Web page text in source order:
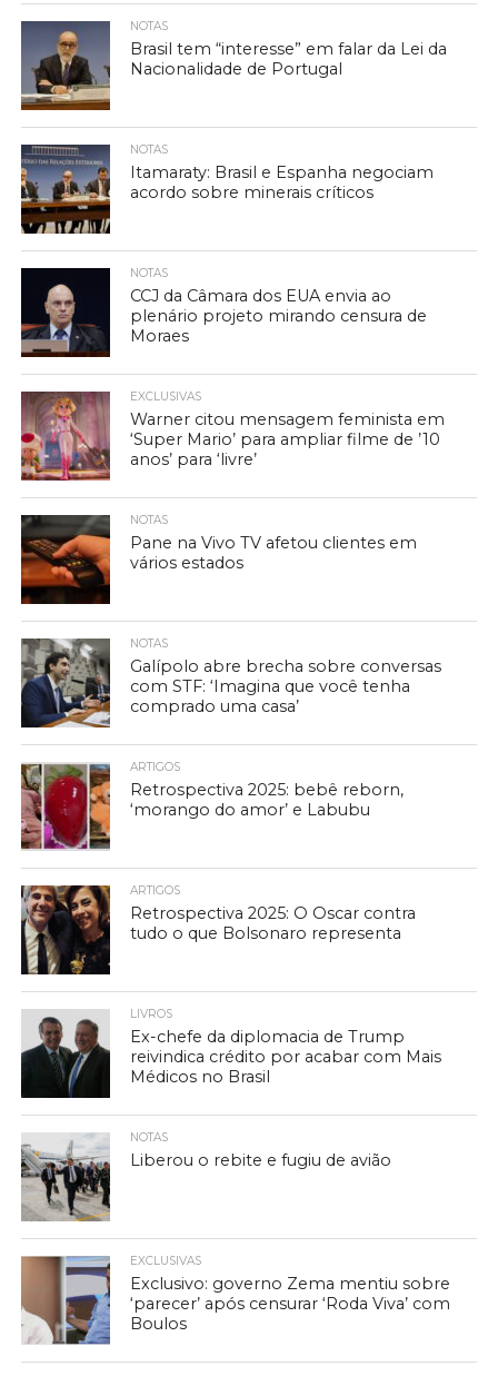
NOTAS
Brasil tem “interesse” em falar da Lei da
Nacionalidade de Portugal
NOTAS
Itamaraty: Brasil e Espanha negociam
acordo sobre minerais críticos
NOTAS
CCJ da Câmara dos EUA envia ao
plenário projeto mirando censura de
Moraes
EXCLUSIVAS
Warner citou mensagem feminista em
‘Super Mario’ para ampliar filme de ’10
anos’ para ‘livre’
NOTAS
Pane na Vivo TV afetou clientes em
vários estados
NOTAS
Galípolo abre brecha sobre conversas
com STF: ‘Imagina que você tenha
comprado uma casa’
ARTIGOS
Retrospectiva 2025: bebê reborn,
‘morango do amor’ e Labubu
ARTIGOS
Retrospectiva 2025: O Oscar contra
tudo o que Bolsonaro representa
LIVROS
Ex-chefe da diplomacia de Trump
reivindica crédito por acabar com Mais
Médicos no Brasil
NOTAS
Liberou o rebite e fugiu de avião
EXCLUSIVAS
Exclusivo: governo Zema mentiu sobre
‘parecer’ após censurar ‘Roda Viva’ com
Boulos